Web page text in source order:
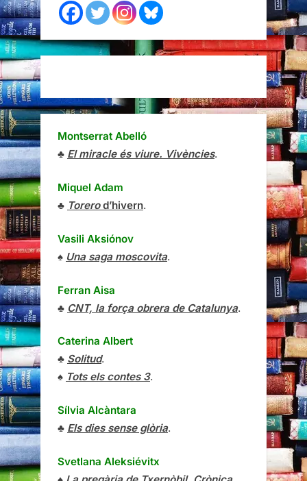
Montserrat Abelló
♣ El miracle és viure. Vivències.
Miquel Adam
♣ Torerod’hivern.
Vasili Aksiónov
♠ Una saga moscovita.
Ferran Aisa
♣ CNT, la força obrera de Catalunya.
Caterina Albert
♣ Solitud.
♠ Tots els contes 3.
Sílvia Alcàntara
♣ Els dies sense glòria.
Svetlana Aleksiévitx